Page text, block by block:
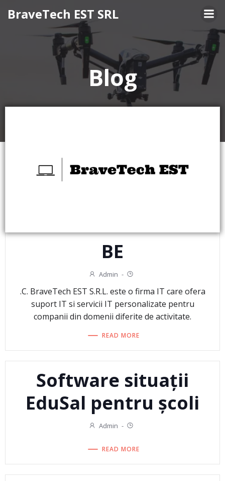
to
BraveTech EST SRL
Blog
BE
Admin -
.C. BraveTech EST S.R.L. este o firma IT care ofera
suport IT si servicii IT personalizate pentru
companii din domenii diferite de activitate.
READ MORE
Software situații
EduSal pentru școli
Admin -
READ MORE